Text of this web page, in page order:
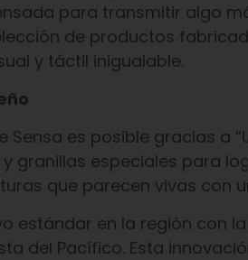
para transmitir algo
de productos
y táctil inigualable.
es posible gracias a
granillas especiales para
que parecen vivas con
estándar en la región con
del Pacífico. Esta